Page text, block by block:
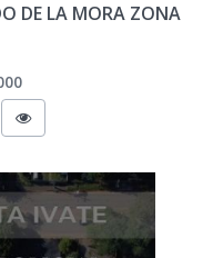
DE LA MORA ZONA